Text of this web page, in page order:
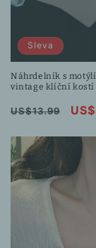
Sleva
Náhrdelník s
vintage klíční kostí
Běžná
US$13.99